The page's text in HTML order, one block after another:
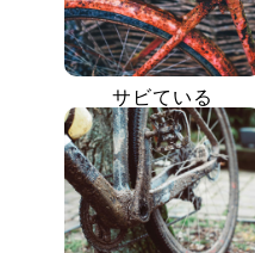
サビている